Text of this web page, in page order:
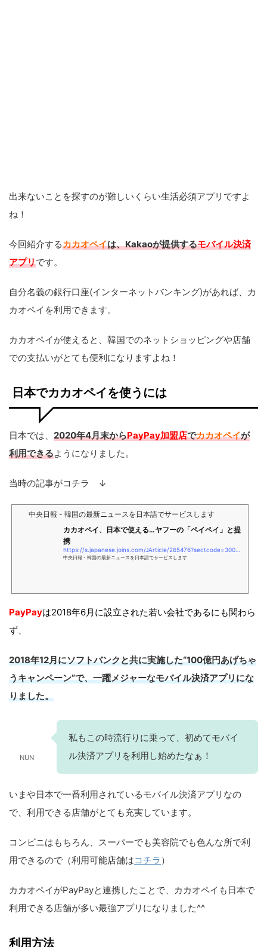
出来ないことを探すのが難しいくらい生活必須アプリですよ
ね！
今回紹介するカカオペイは、Kakaoが提供するモバイル決済
アプリです。
自分名義の銀行口座(インターネットバンキング)があれば、カ
カオペイを利用できます。
カカオペイが使えると、韓国でのネットショッピングや店舗
での支払いがとても便利になりますよね！
日本でカカオペイを使うには
日本では、 2020年4月末からPayPay加盟店でカカオペイが
利用できるようになりました。
当時の記事がコチラ ↓
中央日報 - 韓国の最新ニュースを日本語でサービスします
カカオペイ、日本で使える…ヤフーの「ペイペイ」と提
携
中央日報 - 韓国の最新ニュースを日本語でサービスします
PayPayは2018年6月に設立された若い会社であるにも関わら
ず、
2018年12月にソフトバンクと共に実施した“100億円あげちゃ
うキャンペーン”で、一躍メジャーなモバイル決済アプリにな
りました。
NUN
私もこの時流行りに乗って、初めてモバイ
ル決済アプリを利用し始めたなぁ！
いまや日本で一番利用されているモバイル決済アプリなの
で、利用できる店舗がとても充実しています。
コンビニはもちろん、スーパーでも美容院でも色んな所で利
用できるので（利用可能店舗はコチラ ）
カカオペイがPayPayと連携したことで、カカオペイも日本で
利用できる店舗が多い最強アプリになりました^^
利用方法